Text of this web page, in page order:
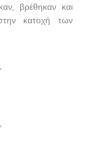
βρέθηκαν και
κατοχή των